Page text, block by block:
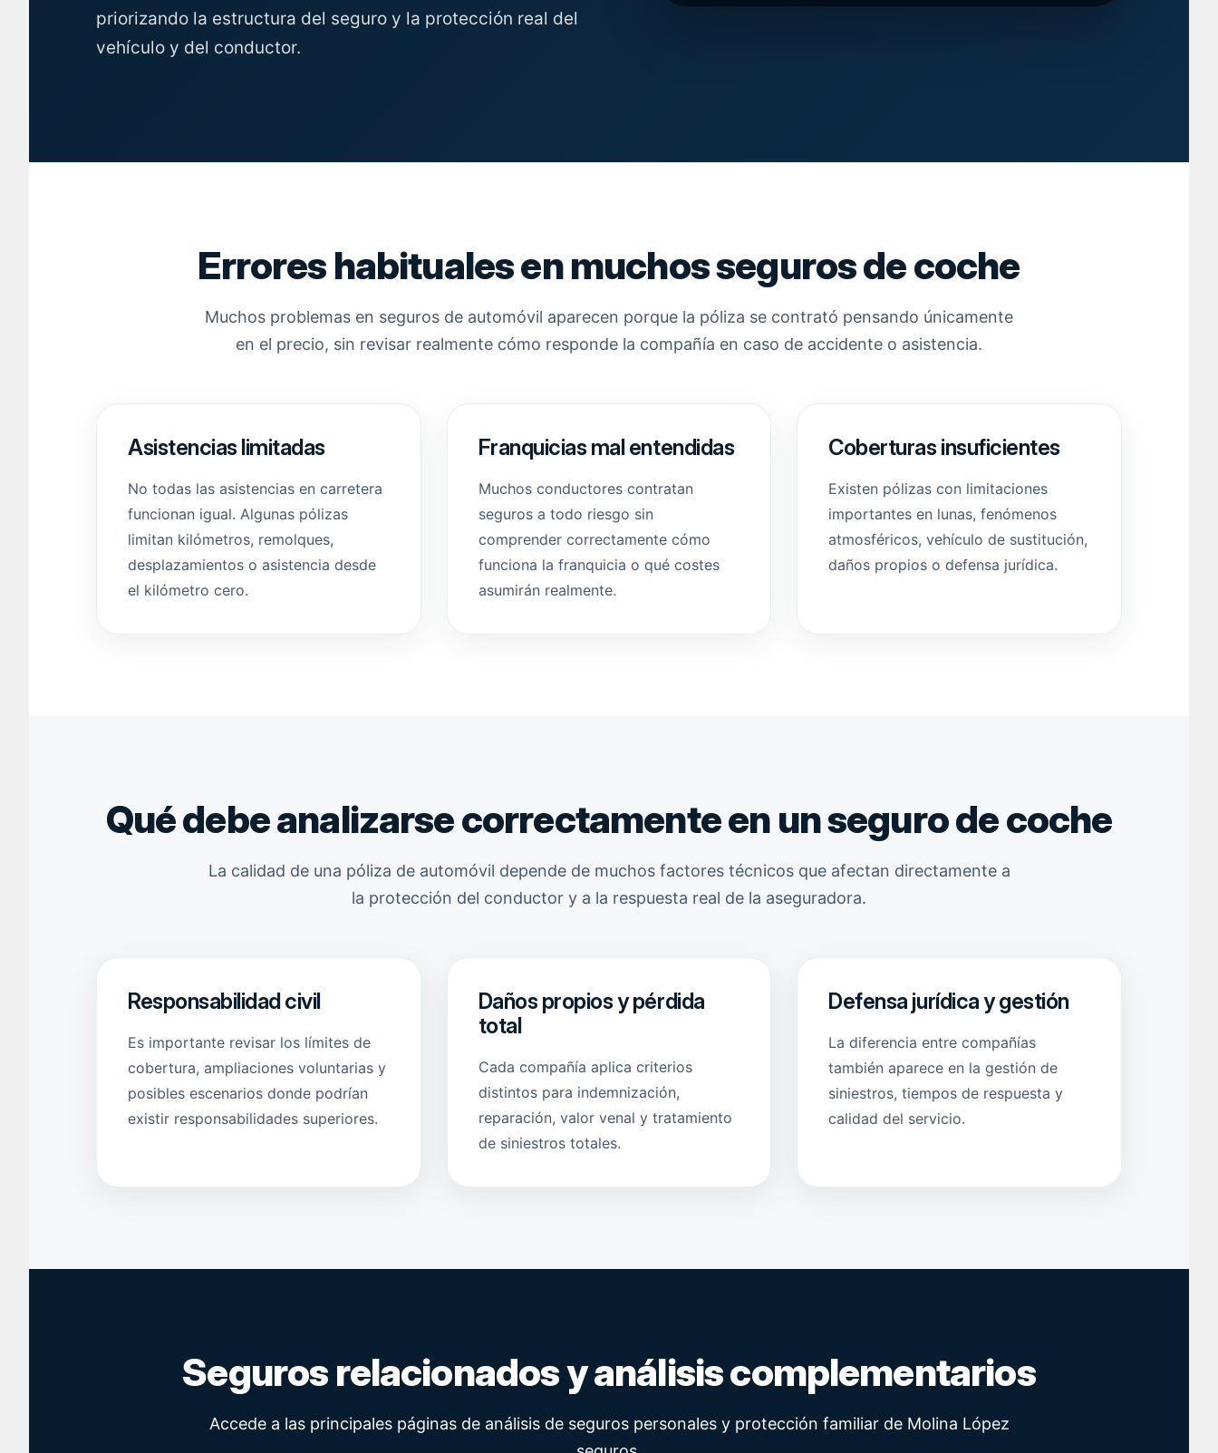
priorizando la estructura del seguro y la protección real del
vehículo y del conductor.
Errores habituales en muchos seguros de coche
Muchos problemas en seguros de automóvil aparecen porque la póliza se contrató pensando únicamente
en el precio, sin revisar realmente cómo responde la compañía en caso de accidente o asistencia.
Asistencias limitadas
No todas las asistencias en carretera
funcionan igual. Algunas pólizas
limitan kilómetros, remolques,
desplazamientos o asistencia desde
el kilómetro cero.
Franquicias mal entendidas
Muchos conductores contratan
seguros a todo riesgo sin
comprender correctamente cómo
funciona la franquicia o qué costes
asumirán realmente.
Coberturas insuficientes
Existen pólizas con limitaciones
importantes en lunas, fenómenos
atmosféricos, vehículo de sustitución,
daños propios o defensa jurídica.
Qué debe analizarse correctamente en un seguro de coche
La calidad de una póliza de automóvil depende de muchos factores técnicos que afectan directamente a
la protección del conductor y a la respuesta real de la aseguradora.
Responsabilidad civil
Es importante revisar los límites de
cobertura, ampliaciones voluntarias y
posibles escenarios donde podrían
existir responsabilidades superiores.
Daños propios y pérdida
total
Cada compañía aplica criterios
distintos para indemnización,
reparación, valor venal y tratamiento
de siniestros totales.
Defensa jurídica y gestión
La diferencia entre compañías
también aparece en la gestión de
siniestros, tiempos de respuesta y
calidad del servicio.
Seguros relacionados y análisis complementarios
Accede a las principales páginas de análisis de seguros personales y protección familiar de Molina López